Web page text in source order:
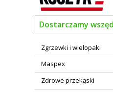
Dostarczamy
Zgrzewki i wielopaki
Maspex
Zdrowe przekąski